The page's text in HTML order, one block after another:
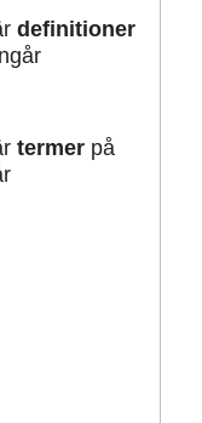
definitioner
termerpå